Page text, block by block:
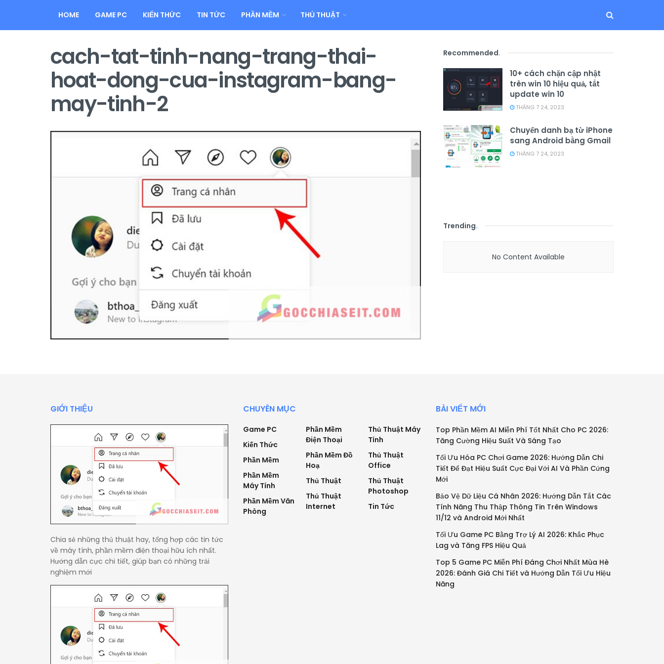
HOME GAME PC KIẾN THỨC TIN TỨC PHẦN MỀM THỦ THUẬT
cach-tat-tinh-nang-trang-thai-
hoat-dong-cua-instagram-bang-
may-tinh-2
Recommended.
10+ cách chặn cập nhật
trên win 10 hiệu quả, tắt
update win 10
THÁNG 7 24, 2023
Chuyển danh bạ từ iPhone
sang Android bằng Gmail
THÁNG 7 24, 2023
Trending.
No Content Available
GIỚI THIỆU
Chia sẻ những thủ thuật hay, tổng hợp các tin tức
về máy tính, phần mềm điện thoại hữu ích nhất.
Hướng dẫn cực chi tiết, giúp bạn có những trải
nghiệm mới
CHUYÊN MỤC
Game PC
Kiến Thức
Phần Mềm
Phần Mềm
Máy Tính
Phần Mềm Văn
Phòng
Phần Mềm
Điện Thoại
Phần Mềm Đồ
Hoạ
Thủ Thuật
Thủ Thuật
Internet
Thủ Thuật Máy
Tính
Thủ Thuật
Office
Thủ Thuật
Photoshop
Tin Tức
BÀI VIẾT MỚI
Top Phần Mềm AI Miễn Phí Tốt Nhất Cho PC 2026:
Tăng Cường Hiệu Suất Và Sáng Tạo
Tối Ưu Hóa PC Chơi Game 2026: Hướng Dẫn Chi
Tiết Để Đạt Hiệu Suất Cực Đại Với AI Và Phần Cứng
Mới
Bảo Vệ Dữ Liệu Cá Nhân 2026: Hướng Dẫn Tắt Các
Tính Năng Thu Thập Thông Tin Trên Windows
11/12 và Android Mới Nhất
Tối Ưu Game PC Bằng Trợ Lý AI 2026: Khắc Phục
Lag và Tăng FPS Hiệu Quả
Top 5 Game PC Miễn Phí Đáng Chơi Nhất Mùa Hè
2026: Đánh Giá Chi Tiết và Hướng Dẫn Tối Ưu Hiệu
Năng